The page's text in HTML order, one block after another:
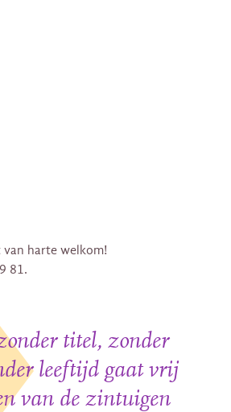
van harte welkom!
81.
titel, zonder
leeftijd gaat vrij
van de zintuigen